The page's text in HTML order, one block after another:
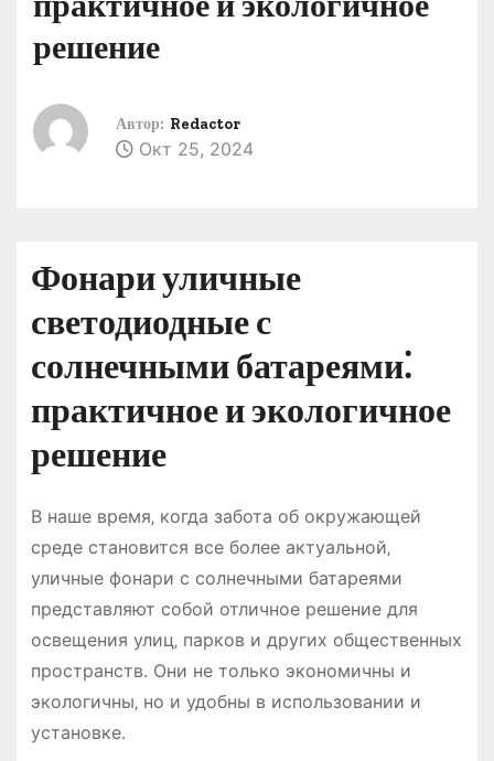
решение
Автор: Redactor
Окт 25, 2024
Фонари уличные
светодиодные с
солнечными батареями⁚
практичное и экологичное
решение
В наше время‚ когда забота об окружающей
среде становится все более актуальной‚
уличные фонари с солнечными батареями
представляют собой отличное решение для
освещения улиц‚ парков и других общественных
пространств․ Они не только экономичны и
экологичны‚ но и удобны в использовании и
установке․